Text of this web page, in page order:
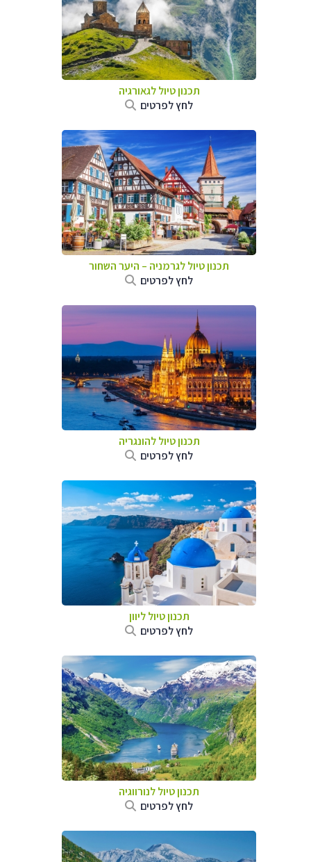
תכנון טיול לגאורגיה
לחץ לפרטים
תכנון טיול לגרמניה – היער השחור
לחץ לפרטים
תכנון טיול להונגריה
לחץ לפרטים
תכנון טיול ליוון
לחץ לפרטים
תכנון טיול לנורווגיה
לחץ לפרטים